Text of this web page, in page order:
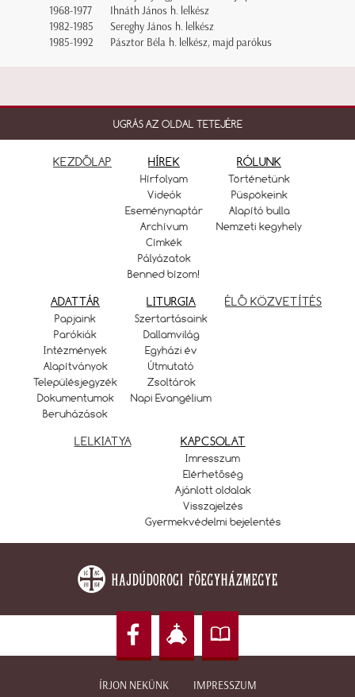
1968-1977
Ihnáth János h. lelkész
1982-1985
Sereghy János h. lelkész
1985-1992
Pásztor Béla h. lelkész, majd parókus
UGRÁS AZ OLDAL TETEJÉRE
KEZDŐLAP HÍREK
Hírfolyam
Videók
Eseménynaptár
Archívum
Címkék
Pályázatok
Benned bízom!
RÓLUNK
Történetünk
Püspökeink
Alapító bulla
Nemzeti kegyhely
ADATTÁR
Papjaink
Parókiák
Intézmények
Alapítványok
Településjegyzék
Dokumentumok
Beruházások
LITURGIA
Szertartásaink
Dallamvilág
Egyházi év
Útmutató
Zsoltárok
Napi Evangélium
ÉLŐ KÖZVETÍTÉS
LELKIATYA KAPCSOLAT
Imresszum
Elérhetőség
Ajánlott oldalak
Visszajelzés
Gyermekvédelmi bejelentés
ÍRJON NEKÜNK IMPRESSZUM